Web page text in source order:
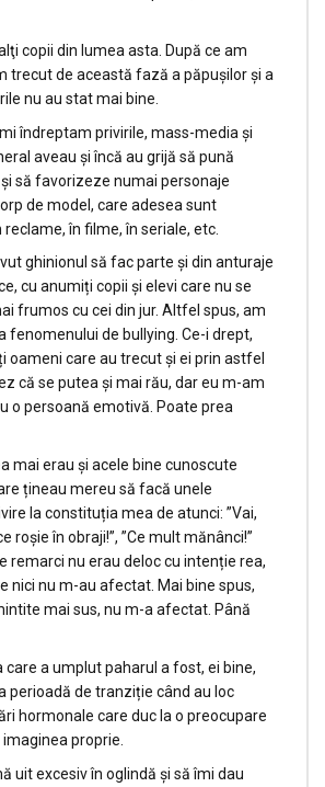
copii din lumea asta. După ce am
trecut de această fază a păpușilor și a
nu au stat mai bine.
îndreptam privirile, mass-media și
aveau și încă au grijă să pună
să favorizeze numai personaje
de model, care adesea sunt
în filme, în seriale, etc.
ghinionul să fac parte și din anturaje
cu anumiți copii și elevi care nu se
frumos cu cei din jur. Altfel spus, am
fenomenului de bullying. Ce-i drept,
oameni care au trecut și ei prin astfel
că se putea și mai rău, dar eu m-am
o persoană emotivă. Poate prea
mai erau și acele bine cunoscute
țineau mereu să facă unele
la constituția mea de atunci: ”Vai,
roșie în obraji!”, ”Ce mult mănânci!”
remarci nu erau deloc cu intenție rea,
nici nu m-au afectat. Mai bine spus,
mai sus, nu m-a afectat. Până
care a umplut paharul a fost, ei bine,
perioadă de tranziție când au loc
hormonale care duc la o preocupare
proprie.
uit excesiv în oglindă și să îmi dau